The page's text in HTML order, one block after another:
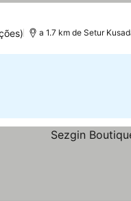
a 1.7 km de Setur